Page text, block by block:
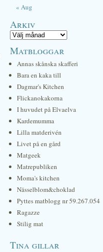
« Aug
Arkiv
Matbloggar
Annas skånska skafferi
Bara en kaka till
Dagmar's Kitchen
Flickanokakorna
I huvudet på Elvaelva
Kardemumma
Lilla matderivén
Livet på en gård
Matgeek
Matrepubliken
Moma's kitchen
Nässelblom&choklad
Pyttes matblogg nr 59.267.054
Ragazze
Stilig mat
Tina gillar